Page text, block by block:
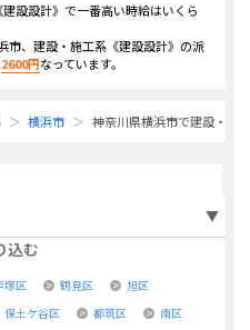
設設計》 で一番高い時給はいくら
市、建設・施工系《建設設計》 の派
2600円なっています。
横浜市 神奈川県横浜市で建設・施
込む
塚区 鶴見区
旭区
保土ケ谷区 都筑区
南区